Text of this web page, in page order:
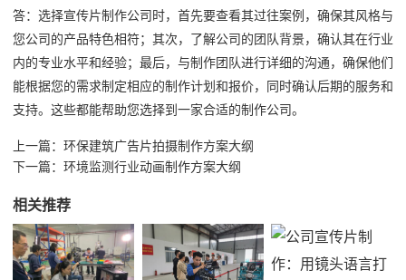
答：选择宣传片制作公司时，首先要查看其过往案例，确保其风格与
您公司的产品特色相符；其次，了解公司的团队背景，确认其在行业
内的专业水平和经验；最后，与制作团队进行详细的沟通，确保他们
能根据您的需求制定相应的制作计划和报价，同时确认后期的服务和
支持。这些都能帮助您选择到一家合适的制作公司。
上一篇： 环保建筑广告片拍摄制作方案大纲
下一篇： 环境监测行业动画制作方案大纲
相关推荐